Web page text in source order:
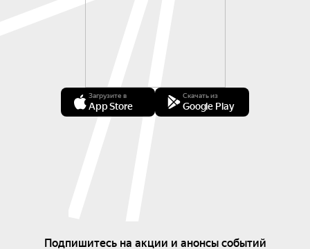
Загрузите в
App Store
Скачать из
Google Play
Подпишитесь на акции и анонсы событий